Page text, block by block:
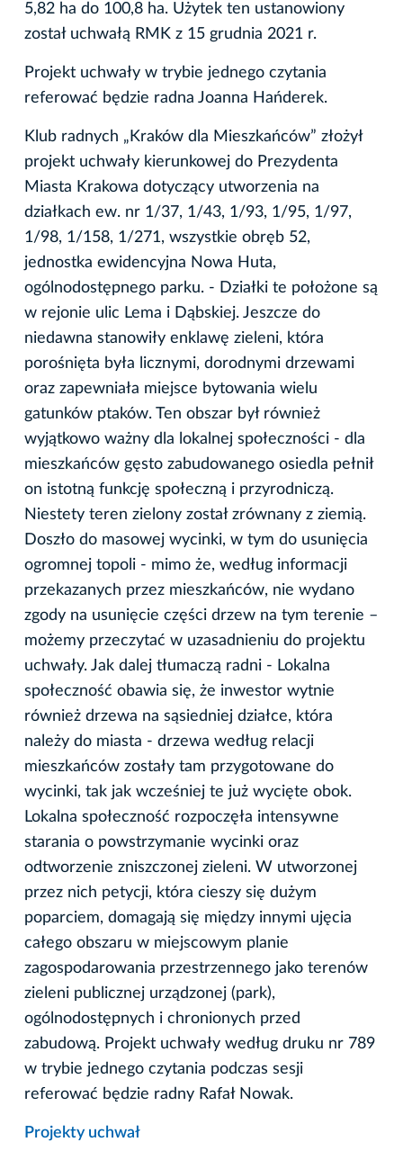
5,82 ha do 100,8 ha. Użytek ten ustanowiony
został uchwałą RMK z 15 grudnia 2021 r.
Projekt uchwały w trybie jednego czytania
referować będzie radna Joanna Hańderek.
Klub radnych „Kraków dla Mieszkańców” złożył
projekt uchwały kierunkowej do Prezydenta
Miasta Krakowa dotyczący utworzenia na
działkach ew. nr 1/37, 1/43, 1/93, 1/95, 1/97,
1/98, 1/158, 1/271, wszystkie obręb 52,
jednostka ewidencyjna Nowa Huta,
ogólnodostępnego parku. - Działki te położone są
w rejonie ulic Lema i Dąbskiej. Jeszcze do
niedawna stanowiły enklawę zieleni, która
porośnięta była licznymi, dorodnymi drzewami
oraz zapewniała miejsce bytowania wielu
gatunków ptaków. Ten obszar był również
wyjątkowo ważny dla lokalnej społeczności - dla
mieszkańców gęsto zabudowanego osiedla pełnił
on istotną funkcję społeczną i przyrodniczą.
Niestety teren zielony został zrównany z ziemią.
Doszło do masowej wycinki, w tym do usunięcia
ogromnej topoli - mimo że, według informacji
przekazanych przez mieszkańców, nie wydano
zgody na usunięcie części drzew na tym terenie –
możemy przeczytać w uzasadnieniu do projektu
uchwały. Jak dalej tłumaczą radni - Lokalna
społeczność obawia się, że inwestor wytnie
również drzewa na sąsiedniej działce, która
należy do miasta - drzewa według relacji
mieszkańców zostały tam przygotowane do
wycinki, tak jak wcześniej te już wycięte obok.
Lokalna społeczność rozpoczęła intensywne
starania o powstrzymanie wycinki oraz
odtworzenie zniszczonej zieleni. W utworzonej
przez nich petycji, która cieszy się dużym
poparciem, domagają się między innymi ujęcia
całego obszaru w miejscowym planie
zagospodarowania przestrzennego jako terenów
zieleni publicznej urządzonej (park),
ogólnodostępnych i chronionych przed
zabudową. Projekt uchwały według druku nr 789
w trybie jednego czytania podczas sesji
referować będzie radny Rafał Nowak.
Projekty uchwał